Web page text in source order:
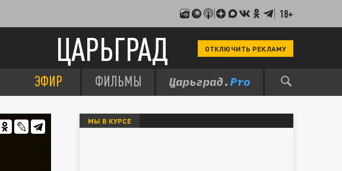
18+
ЦАРЬГРАД ОТКЛЮЧИТЬ РЕКЛАМУ
ЭФИР ФИЛЬМЫ
МЫ В КУРСЕ